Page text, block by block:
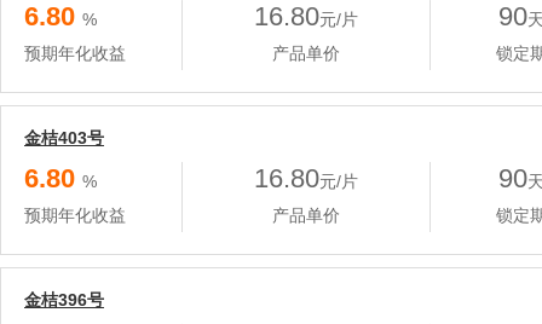
6.80 %
预期年化收益
16.80元/片
产品单价
90
锁定
金桔403号
6.80 %
预期年化收益
16.80元/片
产品单价
90
锁定
金桔396号